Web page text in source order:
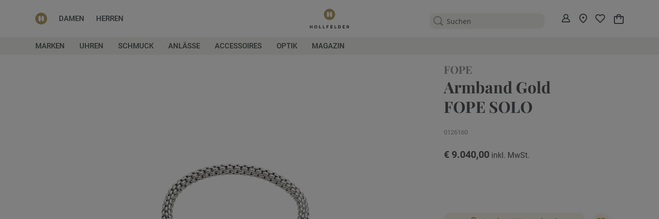
DAMEN HERREN Mein
MARKEN UHREN SCHMUCK ANLÄSSE ACCESSOIRES OPTIK MAGAZIN
FOPE
Armband Gold
FOPE SOLO
0126160
€ 9.040,00